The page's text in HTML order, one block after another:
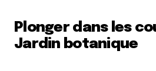
Plonger dans les
Jardin botanique